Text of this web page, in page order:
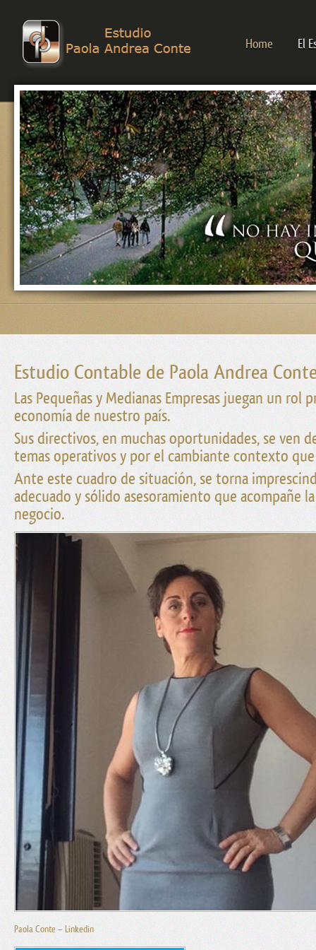
Home El
Estudio Contable de Paola Andrea
Las Pequeñas y Medianas Empresas juegan un rol
economía de nuestro país.
Sus directivos, en muchas oportunidades, se ven
temas operativos y por el cambiante contexto
Ante este cuadro de situación, se torna
adecuado y sólido asesoramiento que acompañe
negocio.
Paola Conte – Linkedin